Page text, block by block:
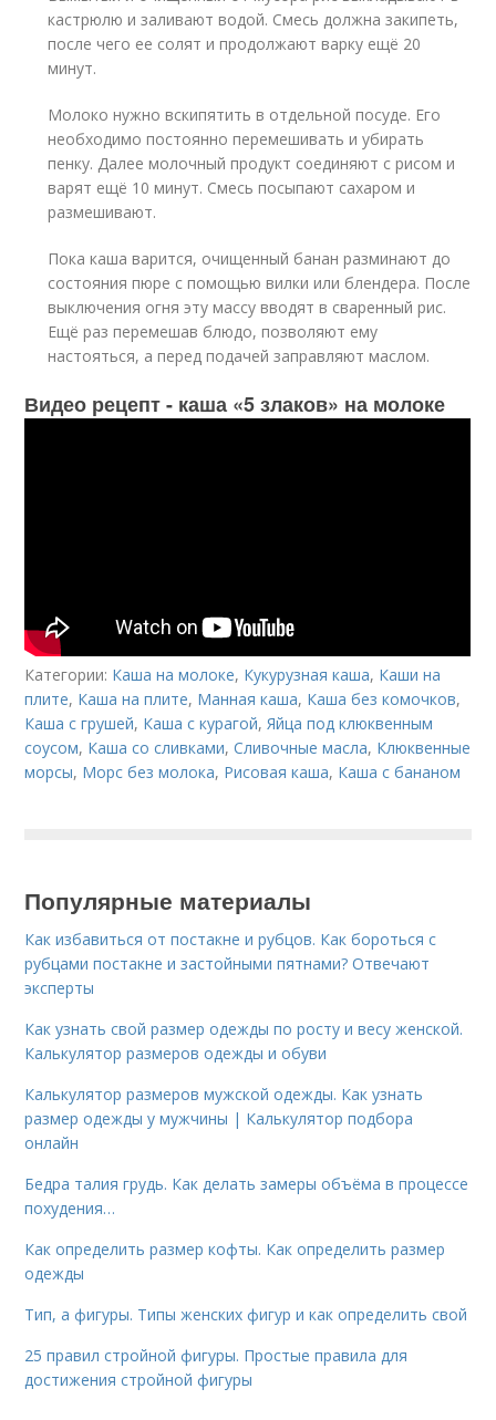
кастрюлю и заливают водой. Смесь должна закипеть,
после чего ее солят и продолжают варку ещё 20
минут.
Молоко нужно вскипятить в отдельной посуде. Его
необходимо постоянно перемешивать и убирать
пенку. Далее молочный продукт соединяют с рисом и
варят ещё 10 минут. Смесь посыпают сахаром и
размешивают.
Пока каша варится, очищенный банан разминают до
состояния пюре с помощью вилки или блендера. После
выключения огня эту массу вводят в сваренный рис.
Ещё раз перемешав блюдо, позволяют ему
настояться, а перед подачей заправляют маслом.
Видео рецепт - каша «5 злаков» на молоке
Категории: Каша на молоке, Кукурузная каша, Каши на
плите, Каша на плите, Манная каша, Каша без комочков,
Каша с грушей, Каша с курагой,Яйца под клюквенным
соусом, Каша со сливками,Сливочные масла, Клюквенные
морсы, Морс без молока, Рисовая каша, Каша с бананом
Популярные материалы
Как избавиться от постакне и рубцов. Как бороться с
рубцами постакне и застойными пятнами? Отвечают
эксперты
Как узнать свой размер одежды по росту и весу женской.
Калькулятор размеров одежды и обуви
Калькулятор размеров мужской одежды. Как узнать
размер одежды у мужчины | Калькулятор подбора
онлайн
Бедра талия грудь. Как делать замеры объёма в процессе
похудения…
Как определить размер кофты. Как определить размер
одежды
Тип, а фигуры. Типы женских фигур и как определить свой
25 правил стройной фигуры. Простые правила для
достижения стройной фигуры